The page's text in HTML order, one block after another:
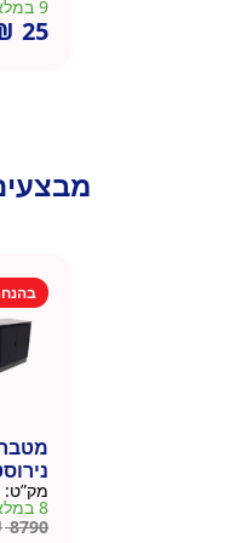
9 במלאי
25
מטר
וכיור
מק”ט:
8 במלאי
8790